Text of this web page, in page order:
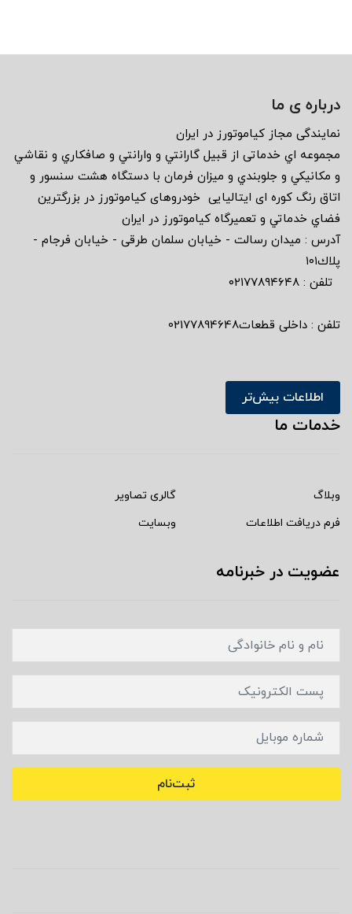
درباره ی ما
نمايندگى مجاز كياموتورز در ايران
مجموعه اي خدماتى از قبيل گارانتي و وارانتي و صافكاري و نقاشي
و مكانيكي و جلوبندي و ميزان فرمان با دستگاه هشت سنسور و
اتاق رنگ كوره اى ايتاليايى خودروهاى كياموتورز در بزرگترين
فضاي خدماتي و تعميرگاه كياموتورز در ايران
آدرس : ميدان رسالت - خيابان سلمان طرقى - خيابان فرجام -
پلاك١٠١
تلفن : ٠٢١٧٧٨٩٤٦٤٨
تلفن : داخلی قطعات02177894648
اطلاعات بیش‌تر
خدمات ما
وبلاگ
گالری تصاویر
فرم دریافت اطلاعات
وبسایت
عضویت در خبرنامه
ثبت‌نام